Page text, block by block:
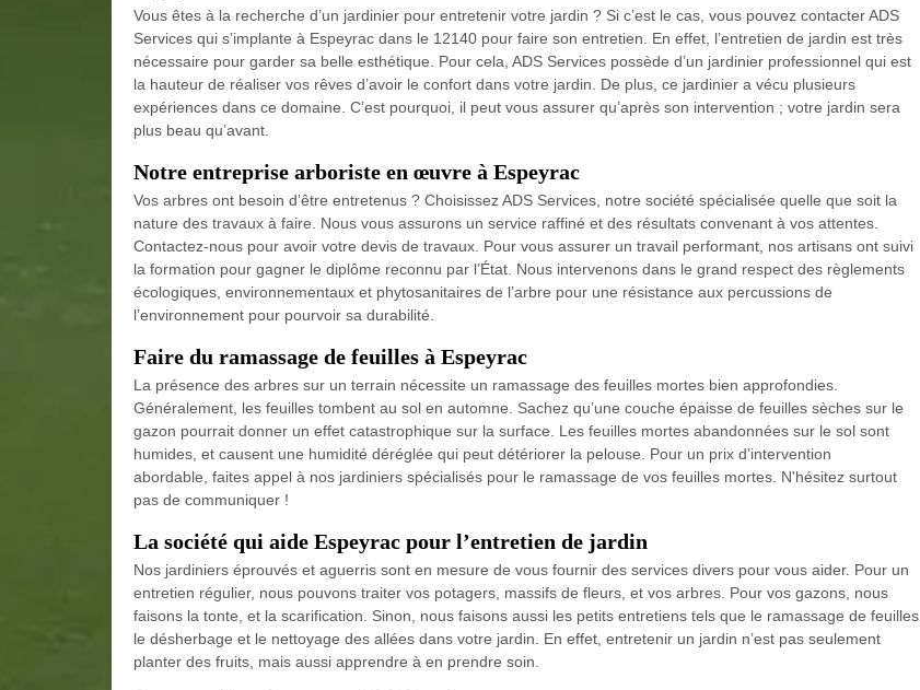
Vous êtes à la recherche d’un jardinier pour entretenir votre jardin ? Si c’est le cas, vous pouvez contacter ADS
Services qui s’implante à Espeyrac dans le 12140 pour faire son entretien. En effet, l’entretien de jardin est très
nécessaire pour garder sa belle esthétique. Pour cela, ADS Services possède d’un jardinier professionnel qui est
la hauteur de réaliser vos rêves d’avoir le confort dans votre jardin. De plus, ce jardinier a vécu plusieurs
expériences dans ce domaine. C’est pourquoi, il peut vous assurer qu’après son intervention ; votre jardin sera
plus beau qu’avant.
Notre entreprise arboriste en œuvre à Espeyrac
Vos arbres ont besoin d’être entretenus ? Choisissez ADS Services, notre société spécialisée quelle que soit la
nature des travaux à faire. Nous vous assurons un service raffiné et des résultats convenant à vos attentes.
Contactez-nous pour avoir votre devis de travaux. Pour vous assurer un travail performant, nos artisans ont suivi
la formation pour gagner le diplôme reconnu par l’État. Nous intervenons dans le grand respect des règlements
écologiques, environnementaux et phytosanitaires de l’arbre pour une résistance aux percussions de
l’environnement pour pourvoir sa durabilité.
Faire du ramassage de feuilles à Espeyrac
La présence des arbres sur un terrain nécessite un ramassage des feuilles mortes bien approfondies.
Généralement, les feuilles tombent au sol en automne. Sachez qu’une couche épaisse de feuilles sèches sur le
gazon pourrait donner un effet catastrophique sur la surface. Les feuilles mortes abandonnées sur le sol sont
humides, et causent une humidité déréglée qui peut détériorer la pelouse. Pour un prix d’intervention
abordable, faites appel à nos jardiniers spécialisés pour le ramassage de vos feuilles mortes. N'hésitez surtout
pas de communiquer !
La société qui aide Espeyrac pour l’entretien de jardin
Nos jardiniers éprouvés et aguerris sont en mesure de vous fournir des services divers pour vous aider. Pour un
entretien régulier, nous pouvons traiter vos potagers, massifs de fleurs, et vos arbres. Pour vos gazons, nous
faisons la tonte, et la scarification. Sinon, nous faisons aussi les petits entretiens tels que le ramassage de feuilles,
le désherbage et le nettoyage des allées dans votre jardin. En effet, entretenir un jardin n’est pas seulement
planter des fruits, mais aussi apprendre à en prendre soin.